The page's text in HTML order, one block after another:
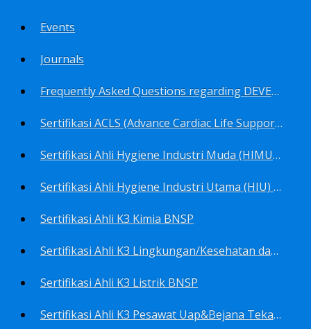
Events
Journals
Frequently Asked Questions regarding DEVELOP Training Center
Sertifikasi ACLS (Advance Cardiac Life Support) BNSP
Sertifikasi Ahli Hygiene Industri Muda (HIMU) BNSP
Sertifikasi Ahli Hygiene Industri Utama (HIU) BNSP
Sertifikasi Ahli K3 Kimia BNSP
Sertifikasi Ahli K3 Lingkungan/Kesehatan dan Keselamatan Kerja Lingkungan
Sertifikasi Ahli K3 Listrik BNSP
Sertifikasi Ahli K3 Pesawat Uap&Bejana Tekan BNSP